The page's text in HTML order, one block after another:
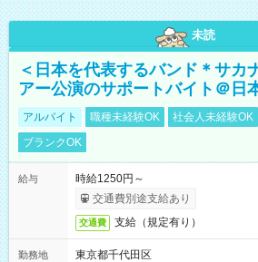
未読
＜日本を代表するバンド＊サカ
アー公演のサポートバイト＠日
アルバイト 職種未経験OK 社会人未経験OK
ブランクOK
給与
時給1250円～
交通費別途支給あり
交通費 支給（規定有り）
勤務地
東京都千代田区